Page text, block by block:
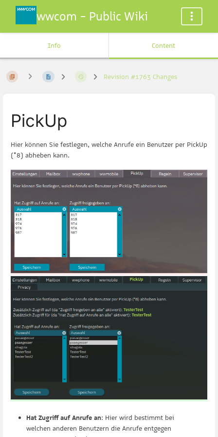
wwcom - Public Wiki
Info Content
Revision #1763 Changes
PickUp
Hier können Sie festlegen, welche Anrufe ein Benutzer per PickUp
(*8) abheben kann.
Hat Zugriff auf Anrufe an: Hier wird bestimmt bei
welchen anderen Benutzern die Anrufe entgegen